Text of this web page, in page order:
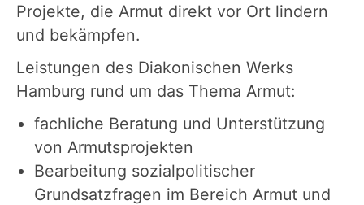
Projekte, die Armut direkt vor Ort lindern
und bekämpfen.
Leistungen des Diakonischen Werks
Hamburg rund um das Thema Armut:
fachliche Beratung und Unterstützung
von Armutsprojekten
Bearbeitung sozialpolitischer
Grundsatzfragen im Bereich Armut und